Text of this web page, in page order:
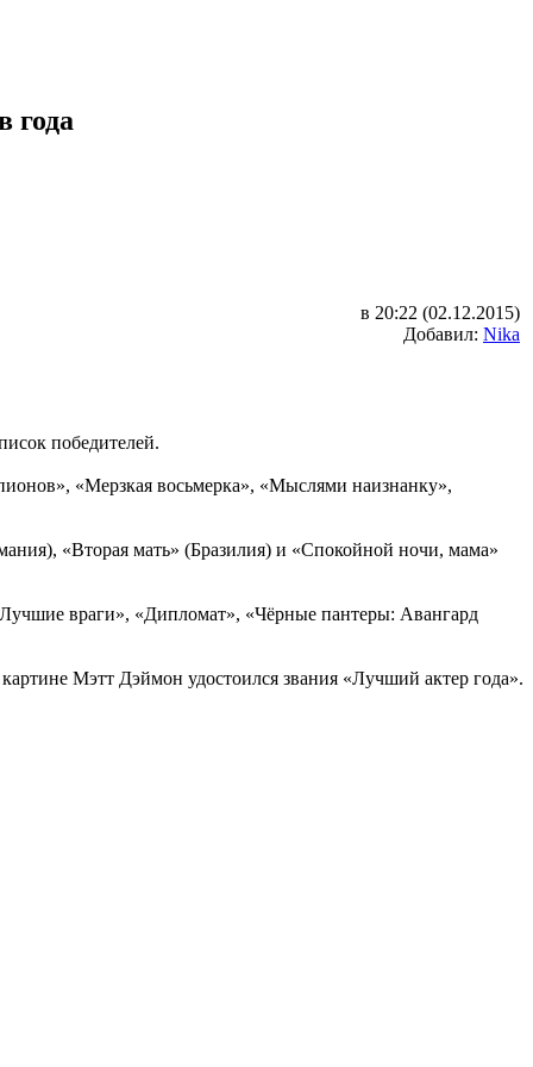
года
в 20:22 (02.12.2015)
Добавил: Nika
победителей.
«Мерзкая восьмерка», «Мыслями наизнанку»,
«Вторая мать» (Бразилия) и «Спокойной ночи, мама»
враги», «Дипломат», «Чёрные пантеры: Авангард
Мэтт Дэймон удостоился звания «Лучший актер года».